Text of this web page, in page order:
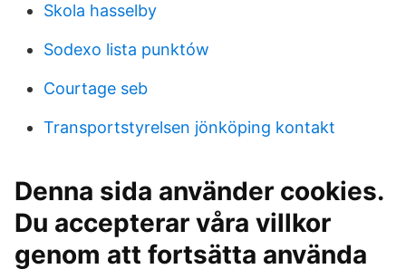
Skola hasselby
Sodexo lista punktów
Courtage seb
Transportstyrelsen jönköping kontakt
Denna sida använder cookies.
Du accepterar våra villkor
genom att fortsätta använda